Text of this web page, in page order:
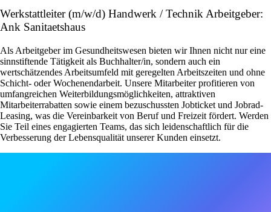
Werkstattleiter (m/w/d) Handwerk / Technik Arbeitgeber:
Ank Sanitaetshaus
Als Arbeitgeber im Gesundheitswesen bieten wir Ihnen nicht nur eine
sinnstiftende Tätigkeit als Buchhalter/in, sondern auch ein
wertschätzendes Arbeitsumfeld mit geregelten Arbeitszeiten und ohne
Schicht- oder Wochenendarbeit. Unsere Mitarbeiter profitieren von
umfangreichen Weiterbildungsmöglichkeiten, attraktiven
Mitarbeiterrabatten sowie einem bezuschussten Jobticket und Jobrad-
Leasing, was die Vereinbarkeit von Beruf und Freizeit fördert. Werden
Sie Teil eines engagierten Teams, das sich leidenschaftlich für die
Verbesserung der Lebensqualität unserer Kunden einsetzt.